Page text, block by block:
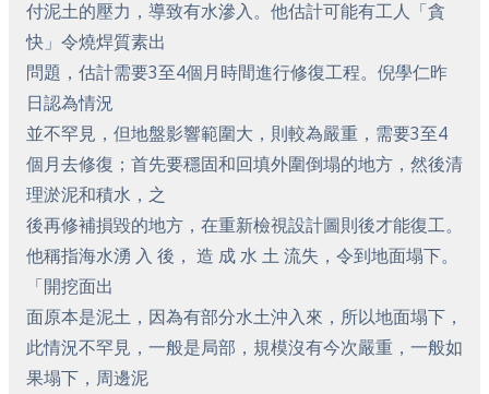
付泥土的壓力，導致有水滲入。他估計可能有工人「貪
快」令燒焊質素出
問題，估計需要3至4個月時間進行修復工程。倪學仁昨
日認為情況
並不罕見，但地盤影響範圍大，則較為嚴重，需要3至4
個月去修復；首先要穩固和回填外圍倒塌的地方，然後清
理淤泥和積水，之
後再修補損毀的地方，在重新檢視設計圖則後才能復工。
他稱指海水湧 入 後， 造 成 水 土 流失，令到地面塌下。
「開挖面出
面原本是泥土，因為有部分水土沖入來，所以地面塌下，
此情況不罕見，一般是局部，規模沒有今次嚴重，一般如
果塌下，周邊泥